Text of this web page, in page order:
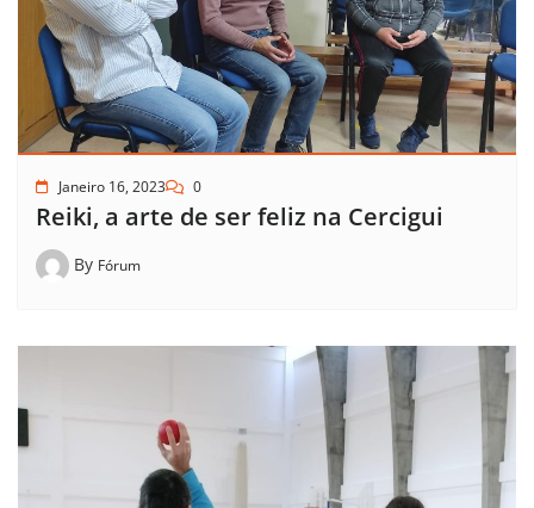
Janeiro 16, 2023 0
Reiki, a arte de ser feliz na Cercigui
By Fórum